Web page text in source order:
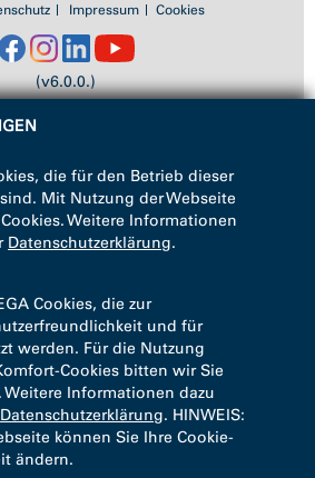
Impressum Cookies
(v6.0.0.)
die für den Betrieb dieser
Mit Nutzung der Webseite
Weitere Informationen
Datenschutzerklärung.
Cookies, die zur
und für
werden. Für die Nutzung
Cookies bitten wir Sie
Informationen dazu
Datenschutzerklärung. HINWEIS:
können Sie Ihre Cookie-
ändern.